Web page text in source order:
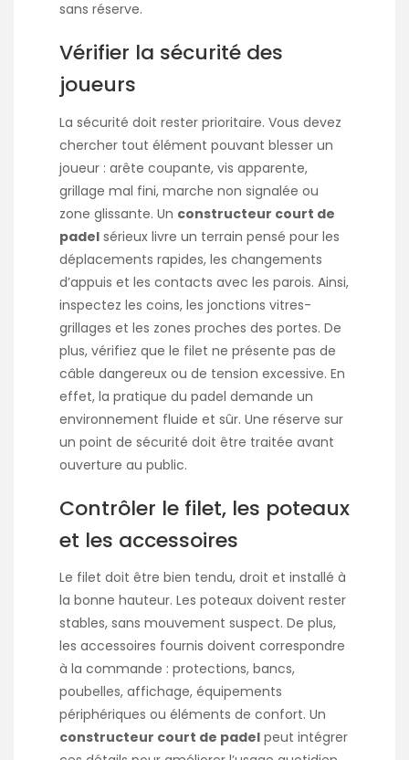
sans réserve.
Vérifier la sécurité des
joueurs
La sécurité doit rester prioritaire. Vous devez
chercher tout élément pouvant blesser un
joueur : arête coupante, vis apparente,
grillage mal fini, marche non signalée ou
zone glissante. Un constructeur court de
padel sérieux livre un terrain pensé pour les
déplacements rapides, les changements
d’appuis et les contacts avec les parois. Ainsi,
inspectez les coins, les jonctions vitres-
grillages et les zones proches des portes. De
plus, vérifiez que le filet ne présente pas de
câble dangereux ou de tension excessive. En
effet, la pratique du padel demande un
environnement fluide et sûr. Une réserve sur
un point de sécurité doit être traitée avant
ouverture au public.
Contrôler le filet, les poteaux
et les accessoires
Le filet doit être bien tendu, droit et installé à
la bonne hauteur. Les poteaux doivent rester
stables, sans mouvement suspect. De plus,
les accessoires fournis doivent correspondre
à la commande : protections, bancs,
poubelles, affichage, équipements
périphériques ou éléments de confort. Un
constructeur court de padel peut intégrer